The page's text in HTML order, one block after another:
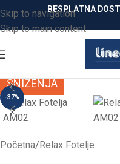
Skip to navigation
Skip to main content
BESPLATNA
-37%
SNIŽENJA
Click to enlarge
Početna/ Relax Fotelje